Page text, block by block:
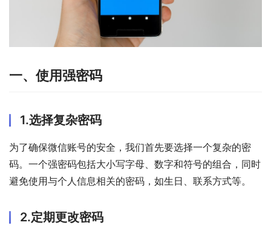
一、使用强密码
1.选择复杂密码
为了确保微信账号的安全，我们首先要选择一个复杂的密
码。一个强密码包括大小写字母、数字和符号的组合，同时
避免使用与个人信息相关的密码，如生日、联系方式等。
2.定期更改密码